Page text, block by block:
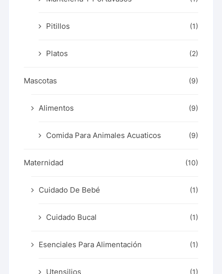
Pitillos (1)
Platos (2)
Mascotas (9)
Alimentos (9)
Comida Para Animales Acuaticos (9)
Maternidad (10)
Cuidado De Bebé (1)
Cuidado Bucal (1)
Esenciales Para Alimentación (1)
Utensilios (1)